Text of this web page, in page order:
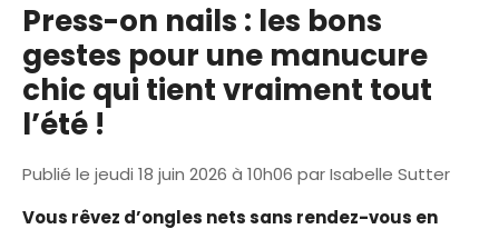
Press-on nails : les bons
gestes pour une manucure
chic qui tient vraiment tout
l’été !
Publié le jeudi 18 juin 2026 à 10h06 parIsabelle Sutter
Vous rêvez d’ongles nets sans rendez-vous en